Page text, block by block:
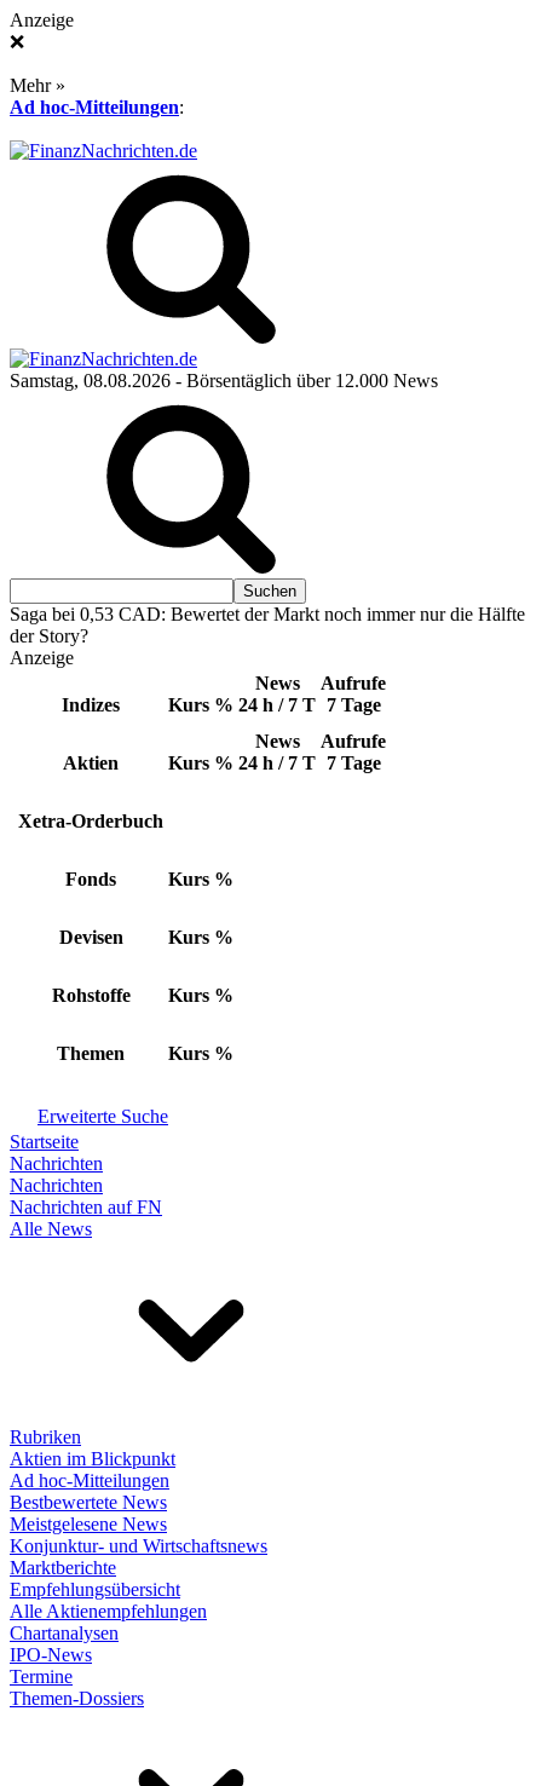
Anzeige
❌
Mehr »
Ad hoc-Mitteilungen:
Samstag, 08.08.2026 - Börsentäglich über 12.000 News
Saga bei 0,53 CAD: Bewertet der Markt noch immer nur die Hälfte
der Story?
Anzeige
Indizes Kurs %
News
24 h / 7 T
Aufrufe
7 Tage
Aktien Kurs %
News
24 h / 7 T
Aufrufe
7 Tage
Xetra-Orderbuch
Fonds Kurs %
Devisen Kurs %
Rohstoffe Kurs %
Themen Kurs %
Erweiterte Suche
Startseite
Nachrichten
Nachrichten
Nachrichten auf FN
Alle News
Rubriken
Aktien im Blickpunkt
Ad hoc-Mitteilungen
Bestbewertete News
Meistgelesene News
Konjunktur- und Wirtschaftsnews
Marktberichte
Empfehlungsübersicht
Alle Aktienempfehlungen
Chartanalysen
IPO-News
Termine
Themen-Dossiers